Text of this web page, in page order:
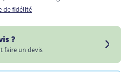
de fidélité
?
faire un devis